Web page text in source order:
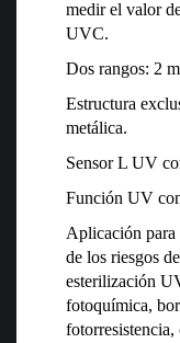
medir el valor
UVC.
Dos rangos: 2
Estructura
metálica.
Sensor L UV
Función UV
Aplicación
de los riesgos
esterilización
fotoquímica,
fotorresistencia,